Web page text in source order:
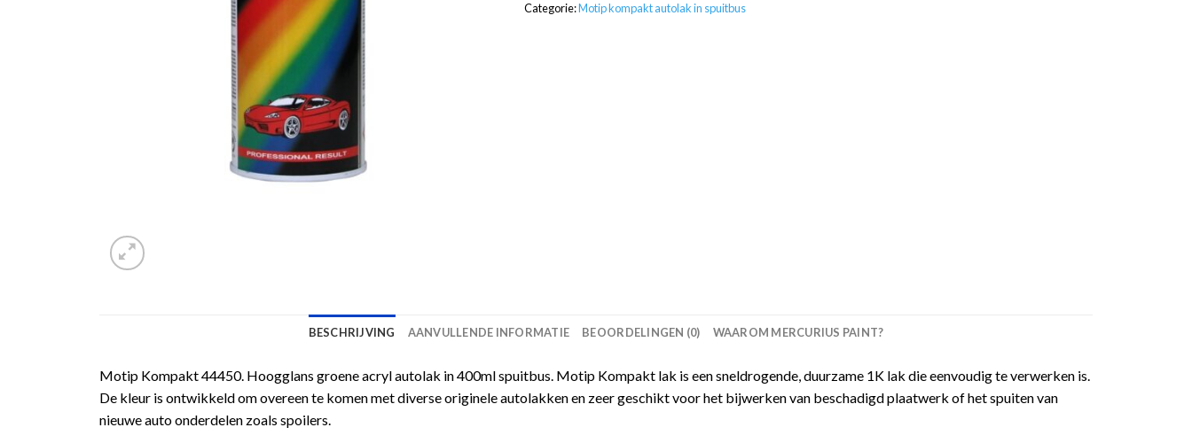
Categorie:Motip kompakt autolak in spuitbus
BESCHRIJVING AANVULLENDE INFORMATIE BEOORDELINGEN (0) WAAROM MERCURIUS PAINT?
Motip Kompakt 44450. Hoogglans groene acryl autolak in 400ml spuitbus. Motip Kompakt lak is een sneldrogende, duurzame 1K lak die eenvoudig te verwerken is.
De kleur is ontwikkeld om overeen te komen met diverse originele autolakken en zeer geschikt voor het bijwerken van beschadigd plaatwerk of het spuiten van
nieuwe auto onderdelen zoals spoilers.